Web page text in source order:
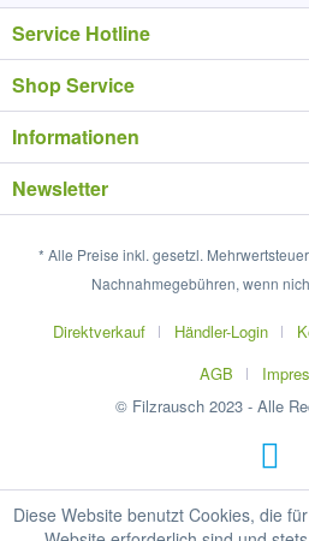
Service Hotline
Shop Service
Informationen
Newsletter
* Alle Preise inkl. gesetzl.
Nachnahmegebühren, wenn
Direktverkauf Händler-Login
AGB
© Filzrausch 2023 - Alle
Diese Website benutzt Cookies, die